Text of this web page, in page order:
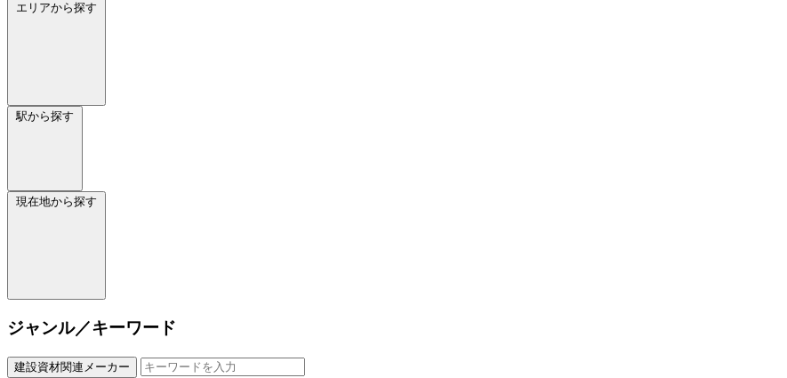
エリアから探す
駅から探す
現在地から探す
ジャンル／キーワード
建設資材関連メーカー